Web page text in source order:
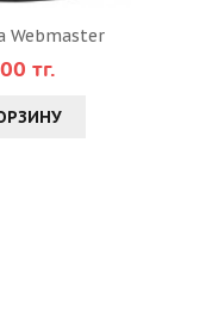
Webmaster
тг.